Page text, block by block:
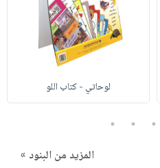
لوحاتي - كتاب اللو
3
4
5
المزيد من البنود »